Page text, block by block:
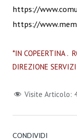
https://
https://
*IN COPEERTINA .
DIREZIONE
Visite Articolo:
CONDIVIDI